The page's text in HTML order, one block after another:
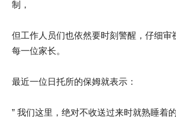
制，
但工作人员们也依然要时刻警醒，仔细审
每一位家长。
最近一位日托所的保姆就表示：
” 我们这里，绝对不收送过来时就熟睡着